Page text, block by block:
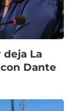
deja La
Dante